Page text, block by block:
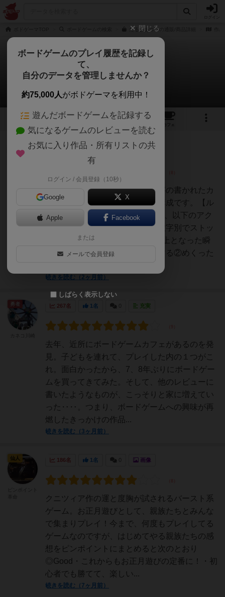
だるまあつめの通販/商品詳細
だるまあつめ
17件のレビュー
5 17
カフェ
180名 充実
【コンポーネント】だるまに数字の書かれたカ
ードと取扱説明書のシンプルな構成です。【ル
ール】1.山札からカードをめくり、以下のアク
ションをする①めくっていき、数字別でストッ
クする▷ただし同じ種類が3枚以上となった瞬
間にすべてのカードを捨て札にする②めくった
続きを読む（2ヶ月前）
皇帝
267名 1名 充実
去年、近所にボードゲームカフェがあるのを発
見。子どもを連れて、プレイした内の１つがこ
れ。面白かったから、7、8年ぶりにボードゲー
ムを買ってきてみた。そして、他のレビューに
書いたようなものが、こっそりと家に増えてい
った‥‥。つまり、ボードゲームへの興味が再
燃したきっかけの作品...
続きを読む（3ヶ月前）
勇者
186名 1名 画像
クニツィア作の運と度胸が試されるバースト系
ゲーム。お正月遊びとして、親族たちとみんな
で集まりプレイ！今まで、何度もプレイしてる
ゲームなのですが、はじめてやる親族たちの感
想をピンポイントにまとめると次のとおり
◎Good・これからもお正月遊びの定番に！・初
心者でも勝てて、楽しい...
続きを読む（7ヶ月前）
仙人
閉じる
ボードゲームのプレイ履歴を記録し
て、
自分のデータを管理しませんか？
約75,000人がボドゲーマを利用中！
遊んだボードゲームを記録する
気になるゲームのレビューを読む
お気に入り作品・所有リストの共
有
ログイン / 会員登録（10秒）
Google X
Apple Facebook
または
メールで会員登録
しばらく表示しない